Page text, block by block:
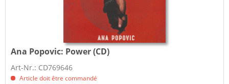
Ana Popovic: Power (CD)
Art-Nr.: CD769646
Article doit être commandé